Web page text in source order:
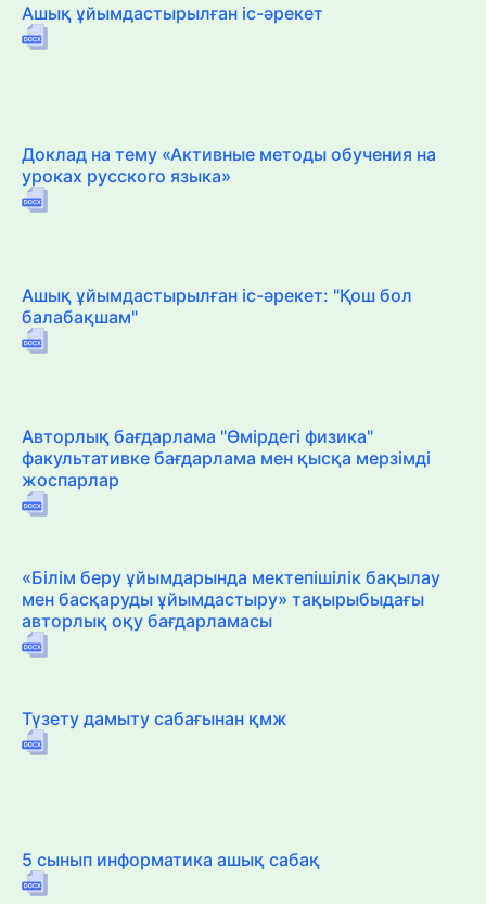
Ашық ұйымдастырылған іс-әрекет
Доклад на тему «Активные методы обучения на
уроках русского языка»
Ашық ұйымдастырылған іс-әрекет: "Қош бол
балабақшам"
Авторлық бағдарлама "Өмірдегі физика"
факультативке бағдарлама мен қысқа мерзімді
жоспарлар
«Білім беру ұйымдарында мектепішілік бақылау
мен басқаруды ұйымдастыру» тақырыбыдағы
авторлық оқу бағдарламасы
Түзету дамыту сабағынан қмж
5 сынып информатика ашық сабақ